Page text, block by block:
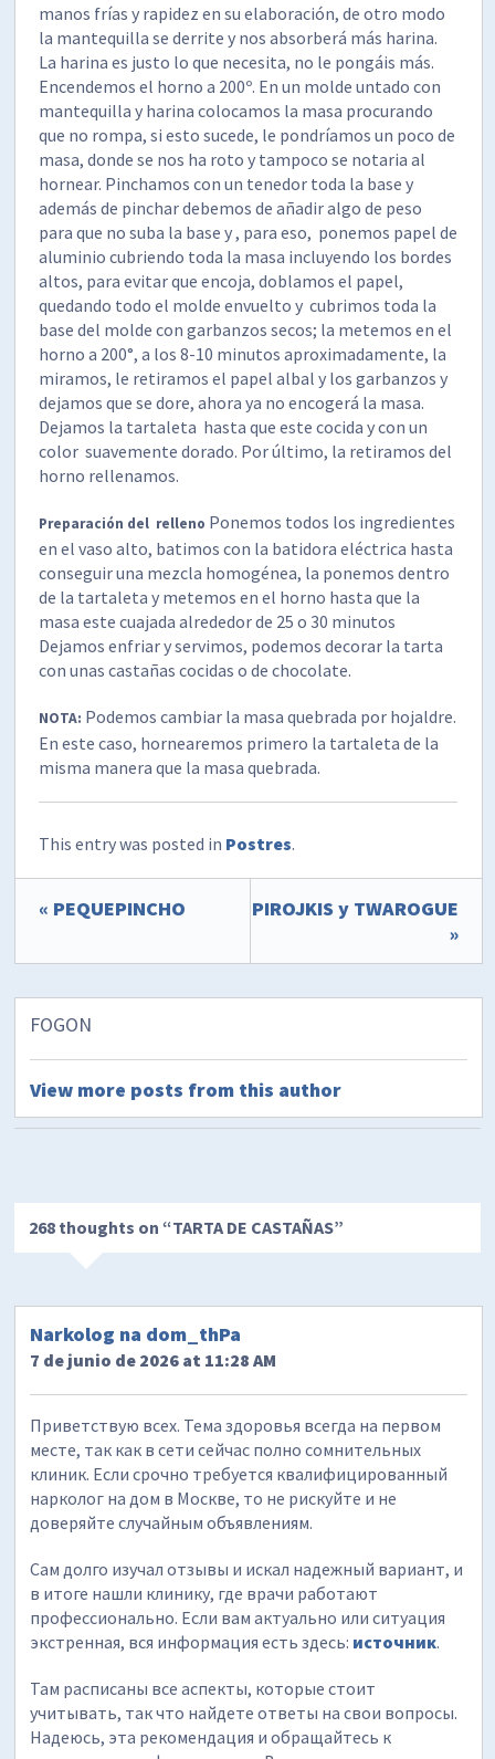
manos frías y rapidez en su elaboración, de otro modo
la mantequilla se derrite y nos absorberá más harina.
La harina es justo lo que necesita, no le pongáis más.
Encendemos el horno a 200º. En un molde untado con
mantequilla y harina colocamos la masa procurando
que no rompa, si esto sucede, le pondríamos un poco de
masa, donde se nos ha roto y tampoco se notaria al
hornear. Pinchamos con un tenedor toda la base y
además de pinchar debemos de añadir algo de peso
para que no suba la base y , para eso, ponemos papel de
aluminio cubriendo toda la masa incluyendo los bordes
altos, para evitar que encoja, doblamos el papel,
quedando todo el molde envuelto y cubrimos toda la
base del molde con garbanzos secos; la metemos en el
horno a 200°, a los 8-10 minutos aproximadamente, la
miramos, le retiramos el papel albal y los garbanzos y
dejamos que se dore, ahora ya no encogerá la masa.
Dejamos la tartaleta hasta que este cocida y con un
color suavemente dorado. Por último, la retiramos del
horno rellenamos.
Preparación del relleno Ponemos todos los ingredientes
en el vaso alto, batimos con la batidora eléctrica hasta
conseguir una mezcla homogénea, la ponemos dentro
de la tartaleta y metemos en el horno hasta que la
masa este cuajada alrededor de 25 o 30 minutos
Dejamos enfriar y servimos, podemos decorar la tarta
con unas castañas cocidas o de chocolate.
NOTA: Podemos cambiar la masa quebrada por hojaldre.
En este caso, hornearemos primero la tartaleta de la
misma manera que la masa quebrada.
This entry was posted in Postres.
« PEQUEPINCHO
PIROJKIS y TWAROGUE
»
FOGON
View more posts from this author
268 thoughts on “TARTA DE CASTAÑAS”
Narkolog na dom_thPa
7 de junio de 2026 at 11:28 AM
Приветствую всех. Тема здоровья всегда на первом
месте, так как в сети сейчас полно сомнительных
клиник. Если срочно требуется квалифицированный
нарколог на дом в Москве, то не рискуйте и не
доверяйте случайным объявлениям.
Сам долго изучал отзывы и искал надежный вариант, и
в итоге нашли клинику, где врачи работают
профессионально. Если вам актуально или ситуация
экстренная, вся информация есть здесь: источник.
Там расписаны все аспекты, которые стоит
учитывать, так что найдете ответы на свои вопросы.
Надеюсь, эта рекомендация и обращайтесь к